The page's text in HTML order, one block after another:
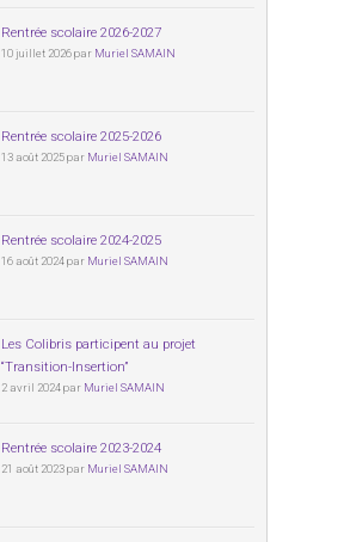
Rentrée scolaire 2026-2027
10 juillet 2026 par Muriel SAMAIN
Rentrée scolaire 2025-2026
13 août 2025 par Muriel SAMAIN
Rentrée scolaire 2024-2025
16 août 2024 par Muriel SAMAIN
Les Colibris participent au projet
“Transition-Insertion”
2 avril 2024 par Muriel SAMAIN
Rentrée scolaire 2023-2024
21 août 2023 par Muriel SAMAIN